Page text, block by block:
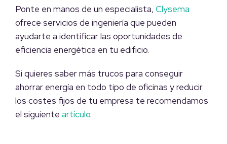
Ponte en manos de un especialista, Clysema
ofrece servicios de ingeniería que pueden
ayudarte a identificar las oportunidades de
eficiencia energética en tu edificio.
Si quieres saber más trucos para conseguir
ahorrar energía en todo tipo de oficinas y reducir
los costes fijos de tu empresa te recomendamos
el siguiente artículo.